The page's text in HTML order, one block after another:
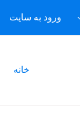
ورود به سایت
خانه